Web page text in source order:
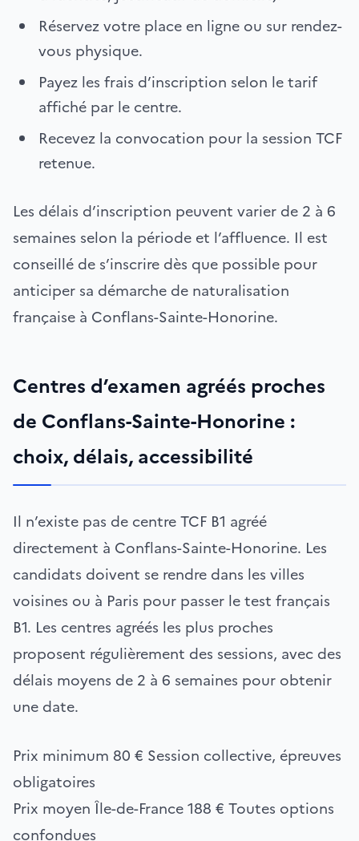
Réservez votre place en ligne ou sur rendez-
vous physique.
Payez les frais d’inscription selon le tarif
affiché par le centre.
Recevez la convocation pour la session TCF
retenue.
Les délais d’inscription peuvent varier de 2 à 6
semaines selon la période et l’affluence. Il est
conseillé de s’inscrire dès que possible pour
anticiper sa démarche de naturalisation
française à Conflans-Sainte-Honorine.
Centres d’examen agréés proches
de Conflans-Sainte-Honorine :
choix, délais, accessibilité
Il n’existe pas de centre TCF B1 agréé
directement à Conflans-Sainte-Honorine. Les
candidats doivent se rendre dans les villes
voisines ou à Paris pour passer le test français
B1. Les centres agréés les plus proches
proposent régulièrement des sessions, avec des
délais moyens de 2 à 6 semaines pour obtenir
une date.
Prix minimum 80 € Session collective, épreuves
obligatoires
Prix moyen Île-de-France188 € Toutes options
confondues